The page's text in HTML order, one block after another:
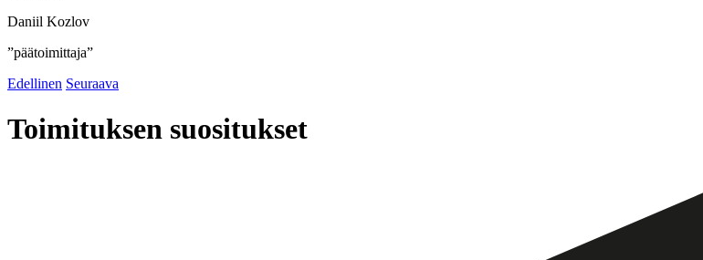
Daniil Kozlov
”päätoimittaja”
Edellinen Seuraava
Toimituksen suositukset